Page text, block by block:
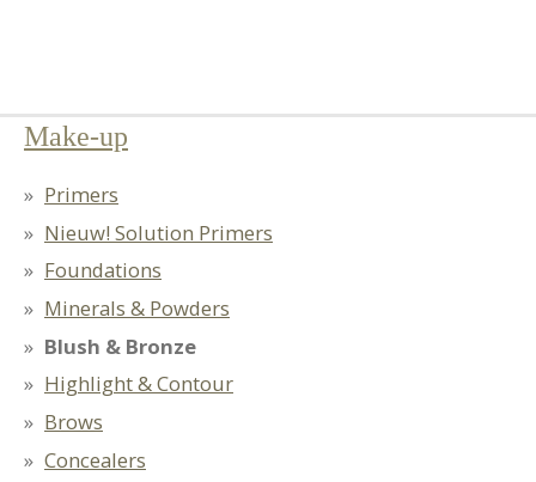
Make-up
Primers
Nieuw! Solution Primers
Foundations
Minerals & Powders
Blush & Bronze
Highlight & Contour
Brows
Concealers